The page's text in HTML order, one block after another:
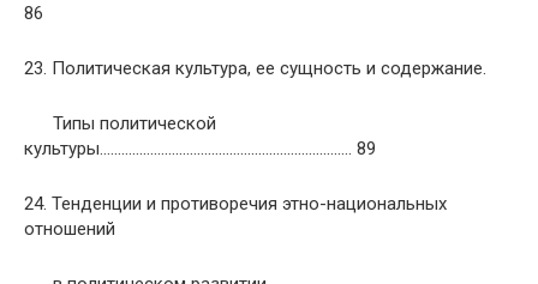
86
23. Политическая культура, ее сущность и содержание.
Типы политической
культуры……………………………………………………………. 89
24. Тенденции и противоречия этно-национальных
отношений